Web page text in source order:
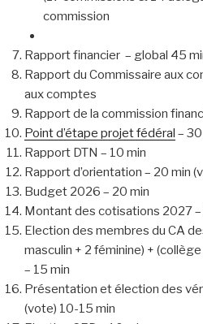
commission
Rapport financier – global 45
Rapport du Commissaire aux
aux comptes
Rapport de la commission
Point d’étape projet fédéral –
Rapport DTN – 10 min
Rapport d’orientation – 20 min
Budget 2026 – 20 min
Montant des cotisations 2027 –
Election des membres du CA
masculin + 2 féminine) +
– 15 min
Présentation et élection des
(vote) 10-15 min